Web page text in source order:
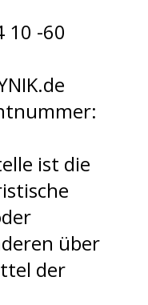
10 -60
ist die
über
der